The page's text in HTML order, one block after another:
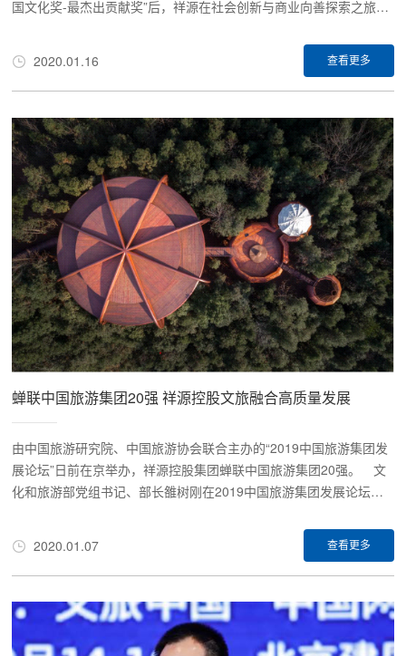
国文化奖-最杰出贡献奖”后，祥源在社会创新与商业向善探索之旅上
节设立于2011年，是国内首个由大众媒体联袂发起的以“公益”命名的
节日。活动旨在弘扬公益精神，倡导公益行为，搭建多方深度对话、
合作沟通的平台。
2020.01.16 查看更多
蝉联中国旅游集团20强 祥源控股文旅融合高质量发展
由中国旅游研究院、中国旅游协会联合主办的“2019中国旅游集团发
展论坛”日前在京举办，祥源控股集团蝉联中国旅游集团20强。 文
化和旅游部党组书记、部长雒树刚在2019中国旅游集团发展论坛上
坚强支撑。作为国内文旅市场的先行者，祥源控股集团有限责任公司
（以下简称“祥源控股集团”）究竟凭借什么，能在文旅产业赛道上遥
遥领先？
2020.01.07 查看更多